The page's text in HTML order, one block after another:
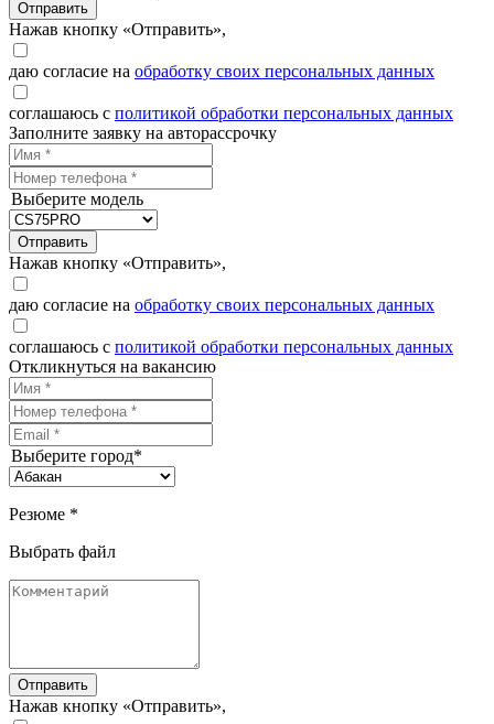
Отправить
Нажав кнопку «Отправить»,
даю согласие на обработку своих персональных данных
соглашаюсь с политикой обработки персональных данных
Заполните заявку на авторассрочку
Выберите модель
Отправить
Нажав кнопку «Отправить»,
даю согласие на обработку своих персональных данных
соглашаюсь с политикой обработки персональных данных
Откликнуться на вакансию
Выберите город*
Резюме *
Выбрать файл
Отправить
Нажав кнопку «Отправить»,